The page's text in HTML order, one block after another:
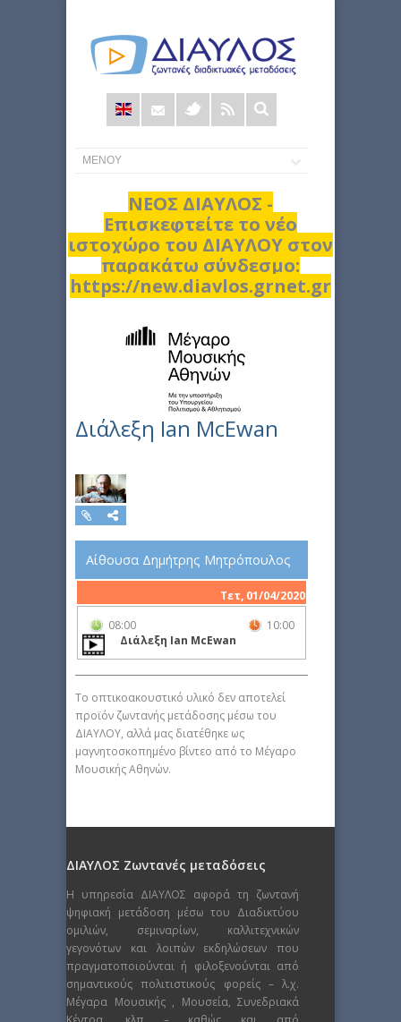
Φόρμα
αναζήτησης
ΝΕΟΣ ΔΙΑΥΛΟΣ -
Επισκεφτείτε το νέο
ιστοχώρο του ΔΙΑΥΛΟΥ στον
παρακάτω σύνδεσμο:
https://new.diavlos.grnet.gr
Διάλεξη Ian McEwan
Αίθουσα Δημήτρης Μητρόπουλος
Τετ, 01/04/2020
08:00
10:00
Διάλεξη Ian McEwan
Το οπτικοακουστικό υλικό δεν αποτελεί
προϊόν ζωντανής μετάδοσης μέσω του
ΔΙΑΥΛΟΥ, αλλά μας διατέθηκε ως
μαγνητοσκοπημένο βίντεο από το Μέγαρο
Μουσικής Αθηνών.
ΔΙΑΥΛΟΣ Ζωντανές μεταδόσεις
Η υπηρεσία ΔΙΑΥΛΟΣ αφορά τη ζωντανή
ψηφιακή μετάδοση μέσω του Διαδικτύου
ομιλιών, σεμιναρίων, καλλιτεχνικών
γεγονότων και λοιπών εκδηλώσεων που
πραγματοποιούνται ή φιλοξενούνται από
σημαντικούς πολιτιστικούς φορείς – λ.χ.
Μέγαρα Μουσικής , Μουσεία, Συνεδριακά